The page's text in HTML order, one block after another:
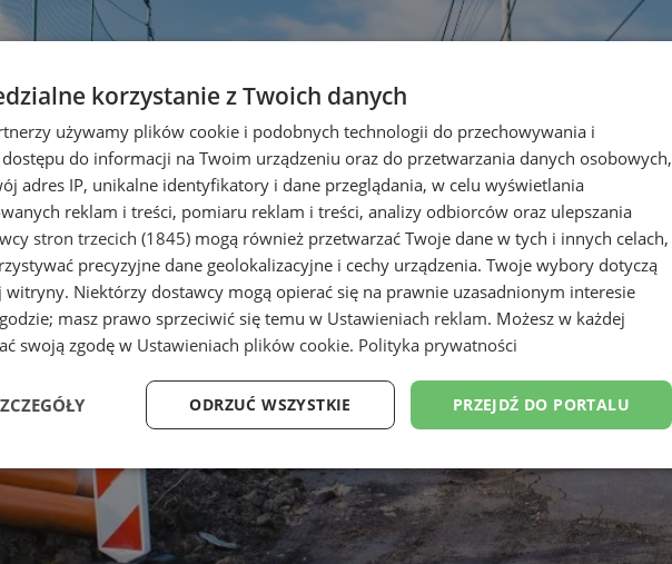
korzystanie z Twoich danych
używamy plików cookie i podobnych technologii do przechowywania i
do informacji na Twoim urządzeniu oraz do przetwarzania danych osobowych,
adres IP, unikalne identyfikatory i dane przeglądania, w celu wyświetlania
reklam i treści, pomiaru reklam i treści, analizy odbiorców oraz ulepszania
stron trzecich (1845) mogą również przetwarzać Twoje dane w tych i innych celach,
precyzyjne dane geolokalizacyjne i cechy urządzenia. Twoje wybory dotyczą
witryny. Niektórzy dostawcy mogą opierać się na prawnie uzasadnionym interesie
masz prawo sprzeciwić się temu w Ustawieniach reklam. Możesz w każdej
swoją zgodę w Ustawieniach plików cookie. Polityka prywatności
PRZEJDŹ DO PORTALU
ODRZUĆ WSZYSTKIE
Wydajność Targetowanie Funkcjonalność Niesklasyfikowane